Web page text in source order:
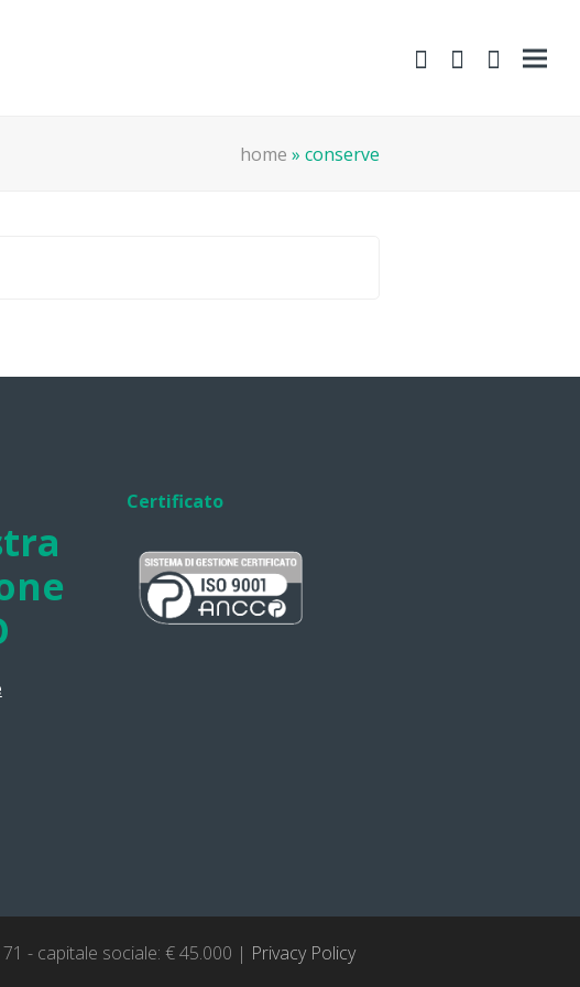
shopping-
Areasearch
home » conserve
Certificato
- capitale sociale: € 45.000 | Privacy Policy